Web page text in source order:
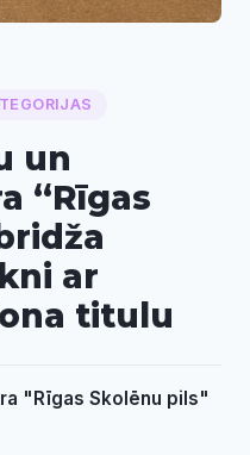
un
“Rīgas
ar
titulu
"Rīgas Skolēnu pils"